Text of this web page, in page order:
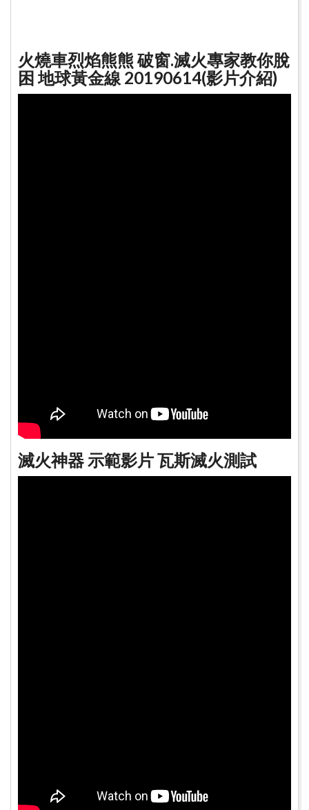
火燒車烈焰熊熊 破窗.滅火專家教你脫
困 地球黃金線 20190614(影片介紹)
滅火神器 示範影片 瓦斯滅火測試